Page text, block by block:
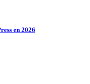
en 2026